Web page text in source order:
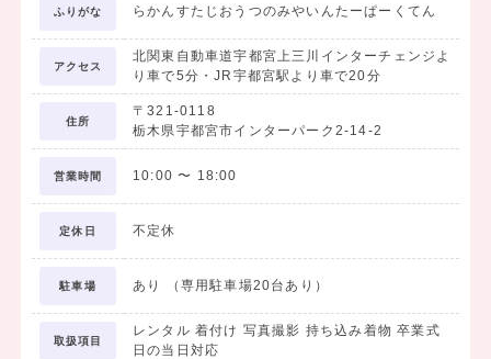
・・・・・・・・・・・・・・・・・・・・・・
★早期卒業袴レンタルキャンペーン！★
■期間 7/1(水)～8/31(月)
■来店特典
・アンケートにお答えいただくとカフェカードプレゼント！
・全日OK！ヘアセット体験（要予約）
・試着し放題♪
■成約特典
①撮影時にご利用いただける3,000円OFFチケットプレゼント！
※有効期限：2026年8月31日まで
※対象：商品合計30,000円（税込33,000円）以上のご注文より
②期間中に着物＆袴レンタル合計30,000円(税込33,000円)以上ご
ふりがな らかんすたじおうつのみやいんたーぱーくてん
アクセス
北関東自動車道宇都宮上三川インターチェンジよ
り車で5分・JR宇都宮駅より車で20分
住所
〒321-0118
栃木県宇都宮市インターパーク2-14-2
営業時間 10:00 〜 18:00
定休日 不定休
駐車場 あり （専用駐車場20台あり）
取扱項目
レンタル 着付け 写真撮影 持ち込み着物 卒業式
日の当日対応